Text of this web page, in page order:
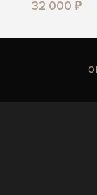
32 000 ₽